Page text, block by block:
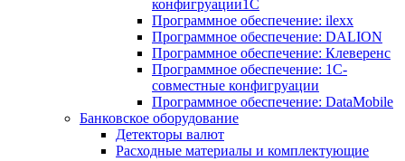
конфигруации1С
Программное обеспечение: ilexx
Программное обеспечение: DALION
Программное обеспечение: Клеверенс
Программное обеспечение: 1С-
совместные конфигруации
Программное обеспечение: DataMobile
Банковское оборудование
Детекторы валют
Расходные материалы и комплектующие